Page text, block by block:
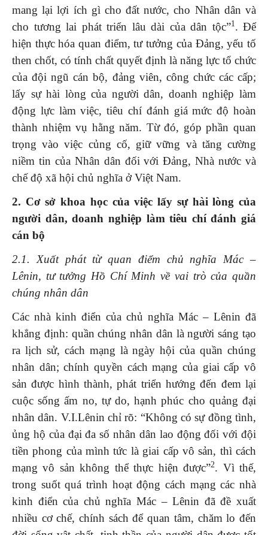
mang lại lợi ích gì cho đất nước, cho Nhân dân và
cho tương lai phát triển lâu dài của dân tộc”1. Để
hiện thực hóa quan điểm, tư tưởng của Đảng, yếu tố
then chốt, có tính chất quyết định là năng lực tổ chức
của đội ngũ cán bộ, đảng viên, công chức các cấp;
lấy sự hài lòng của người dân, doanh nghiệp làm
động lực làm việc, tiêu chí đánh giá mức độ hoàn
thành nhiệm vụ hằng năm. Từ đó, góp phần quan
trọng vào việc củng cố, giữ vững và tăng cường
niềm tin của Nhân dân đối với Đảng, Nhà nước và
chế độ xã hội chủ nghĩa ở Việt Nam.
2. Cơ sở khoa học của việc lấy sự hài lòng của
người dân, doanh nghiệp làm tiêu chí đánh giá
cán bộ
2.1. Xuất phát từ quan điểm chủ nghĩa Mác –
Lênin, tư tưởng Hồ Chí Minh về vai trò của quần
chúng nhân dân
Các nhà kinh điển của chủ nghĩa Mác – Lênin đã
khẳng định: quần chúng nhân dân là người sáng tạo
ra lịch sử, cách mạng là ngày hội của quần chúng
nhân dân; chính quyền cách mạng của giai cấp vô
sản được hình thành, phát triển hướng đến đem lại
cuộc sống ấm no, tự do, hạnh phúc cho quảng đại
nhân dân. V.I.Lênin chỉ rõ: “Không có sự đồng tình,
ủng hộ của đại đa số nhân dân lao động đối với đội
tiền phong của mình tức là giai cấp vô sản, thì cách
mạng vô sản không thể thực hiện được”2. Vì thế,
trong suốt quá trình hoạt động cách mạng các nhà
kinh điển của chủ nghĩa Mác – Lênin đã đề xuất
nhiều cơ chế, chính sách để quan tâm, chăm lo đến